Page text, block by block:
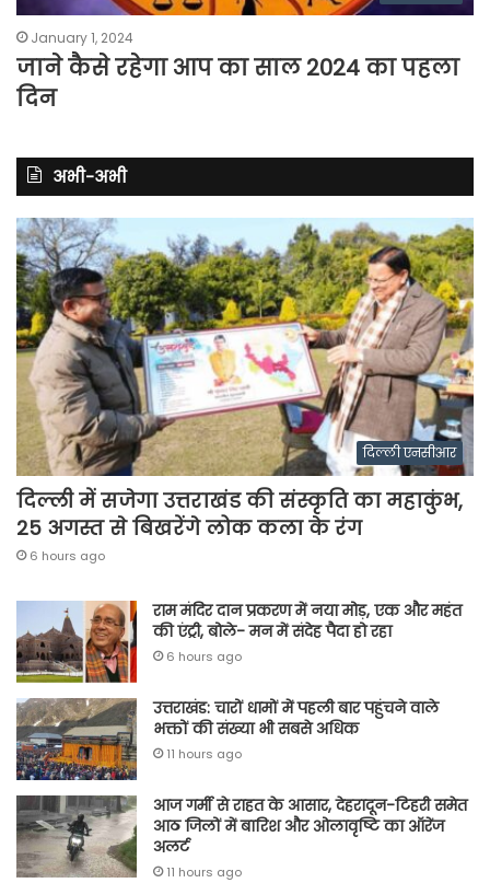
January 1, 2024
जाने कैसे रहेगा आप का साल 2024 का पहला
दिन
अभी-अभी
दिल्ली एनसीआर
दिल्ली में सजेगा उत्तराखंड की संस्कृति का महाकुंभ,
25 अगस्त से बिखरेंगे लोक कला के रंग
6 hours ago
राम मंदिर दान प्रकरण में नया मोड़, एक और महंत
की एंट्री, बोले- मन में संदेह पैदा हो रहा
6 hours ago
उत्तराखंड: चारों धामों में पहली बार पहुंचने वाले
भक्तों की संख्या भी सबसे अधिक
11 hours ago
आज गर्मी से राहत के आसार, देहरादून-टिहरी समेत
आठ जिलों में बारिश और ओलावृष्टि का ऑरेंज
अलर्ट
11 hours ago